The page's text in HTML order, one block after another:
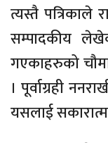
त्यस्तै पत्रिकाले
सम्पादकीय
गएकाहरुको
। पूर्वाग्रही
यसलाई